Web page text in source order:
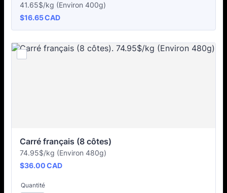
41.65$/kg (Environ 400g)
$16.65 CAD
$16.65CAD
Carré français (8 côtes)
74.95$/kg (Environ 480g)
$36.00 CAD
$36.00CAD
Quantité